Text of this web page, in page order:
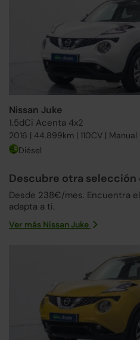
Nissan Juke
1.5dCi Acenta 4x2
2016 | 44.899km | 110CV | Manual
Diésel
Descubre otra selección
Desde 238€/mes. Encuentra
adapta a ti.
Ver más Nissan Juke